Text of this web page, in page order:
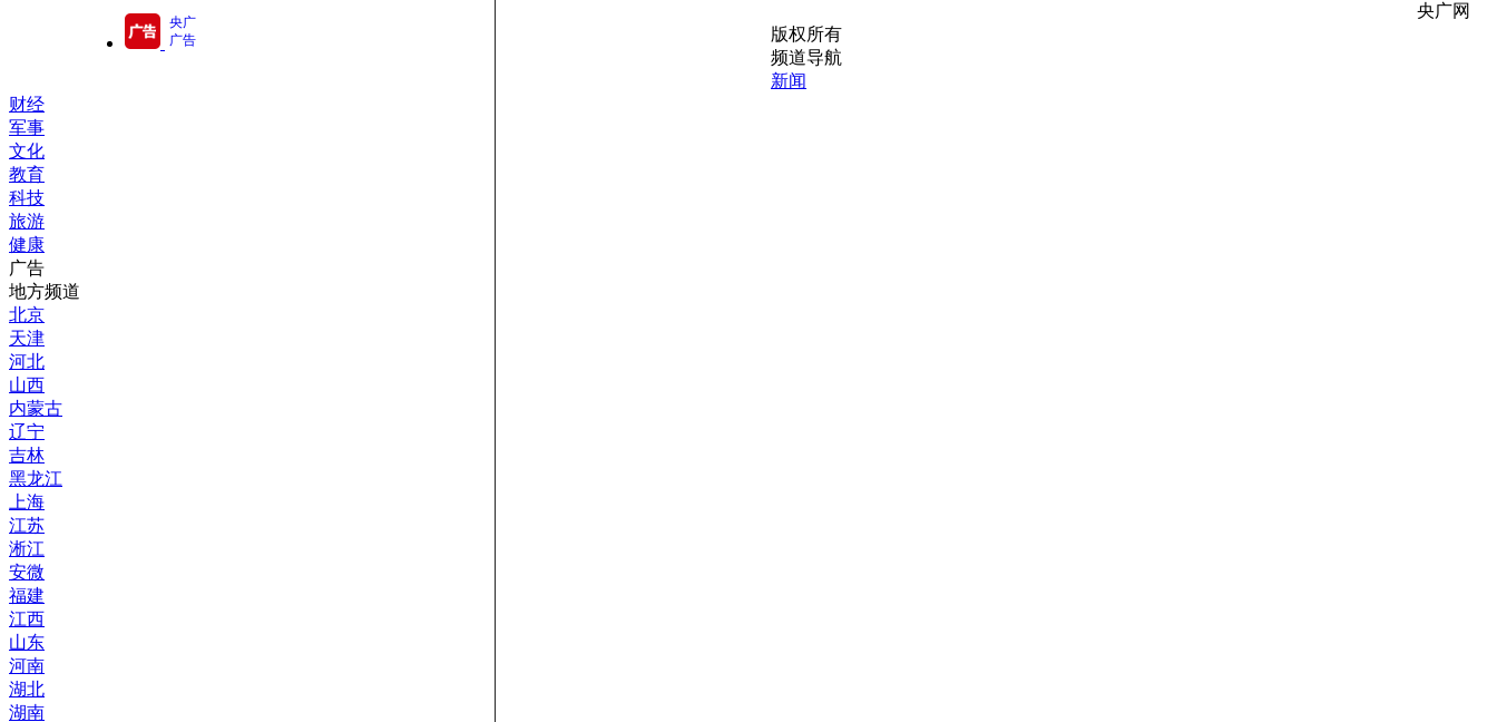
央广
广告
央广网
版权所有
频道导航
新闻
财经
军事
文化
教育
科技
旅游
健康
广告
地方频道
北京
天津
河北
山西
内蒙古
辽宁
吉林
黑龙江
上海
江苏
淅江
安微
福建
江西
山东
河南
湖北
湖南